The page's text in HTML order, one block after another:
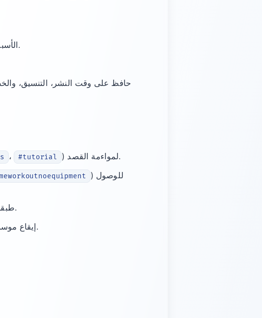
الأسبوع 1: مجموعة علامات أ على منشورين، مجموعة علامات ب على منشورين.
حافظ على وقت النشر، التنسيق،
، #tutorial
) لمواءمة القصد.
) للوصول
طبقات جغرافية: ادمج مدينة + حي للاكتشاف المحلي؛ دور متغيرين لكل منشور.
إيقاع موسمي: أدرج علامات حدث/موسم لنوافذ محدودة؛ احذف عند انخفاض التفاعل.